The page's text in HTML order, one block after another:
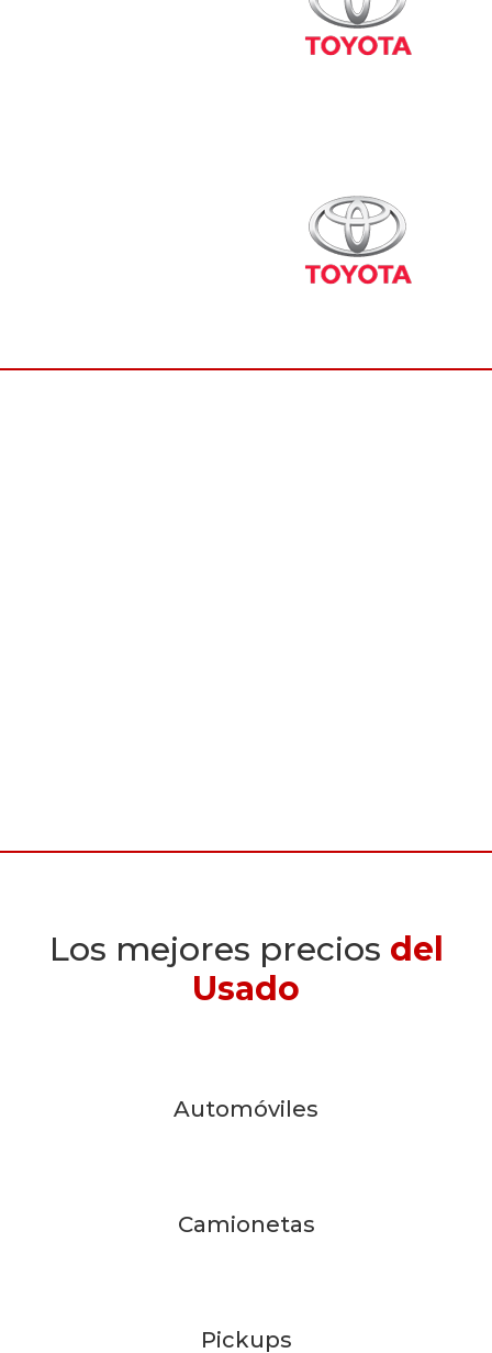
Los mejores precios del
Usado
Automóviles
Camionetas
Pickups